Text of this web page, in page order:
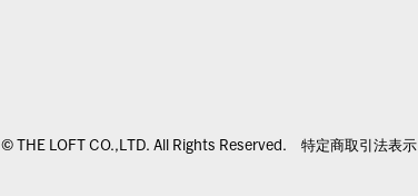
© THE LOFT CO.,LTD. All Rights Reserved. 特定商取引法表示